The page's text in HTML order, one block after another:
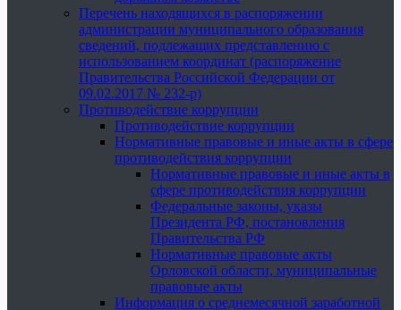
Перечень находящихся в распоряжении
администрации муниципального образования
сведений, подлежащих представлению с
использованием координат (распоряжение
Правительства Российской Федерации от
09.02.2017 № 232-р)
Противодействие коррупции
Противодействие коррупции
Нормативные правовые и иные акты в сфере
противодействия коррупции
Нормативные правовые и иные акты в
сфере противодействия коррупции
Федеральные законы, указы
Президента РФ, постановления
Правительства РФ
Нормативные правовые акты
Орловской области, муниципальные
правовые акты
Информация о среднемесячной заработной